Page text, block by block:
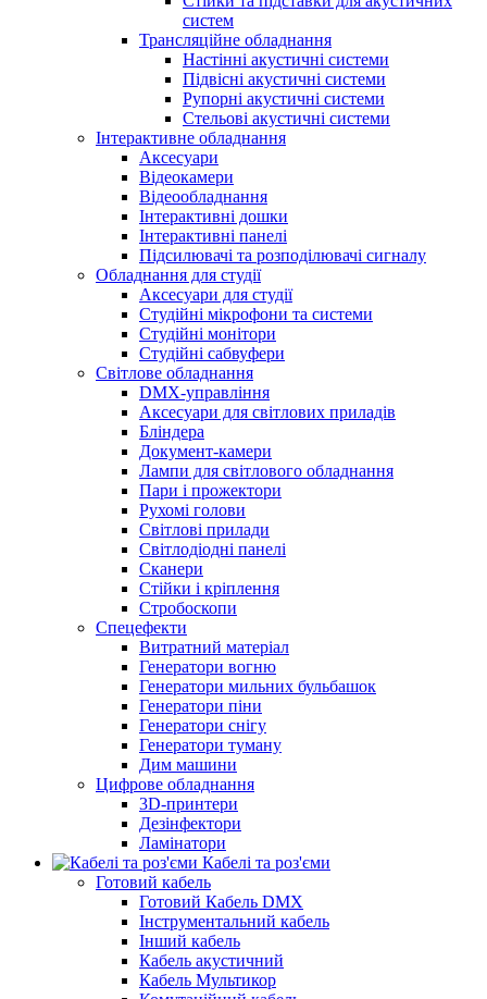
систем
Трансляційне обладнання
Настінні акустичні системи
Підвісні акустичні системи
Рупорні акустичні системи
Стельові акустичні системи
Інтерактивне обладнання
Аксесуари
Відеокамери
Відеообладнання
Інтерактивні дошки
Інтерактивні панелі
Підсилювачі та розподілювачі сигналу
Обладнання для студії
Аксесуари для студії
Студійні мікрофони та системи
Студійні монітори
Студійні сабвуфери
Світлове обладнання
DMX-управління
Аксесуари для світлових приладів
Бліндера
Документ-камери
Лампи для світлового обладнання
Пари і прожектори
Рухомі голови
Світлові прилади
Світлодіодні панелі
Сканери
Стійки і кріплення
Стробоскопи
Спецефекти
Витратний матеріал
Генератори вогню
Генератори мильних бульбашок
Генератори піни
Генератори снігу
Генератори туману
Дим машини
Цифрове обладнання
3D-принтери
Дезінфектори
Ламінатори
Кабелі та роз'єми
Готовий кабель
Готовий Кабель DMX
Інструментальний кабель
Інший кабель
Кабель акустичний
Кабель Мультикор